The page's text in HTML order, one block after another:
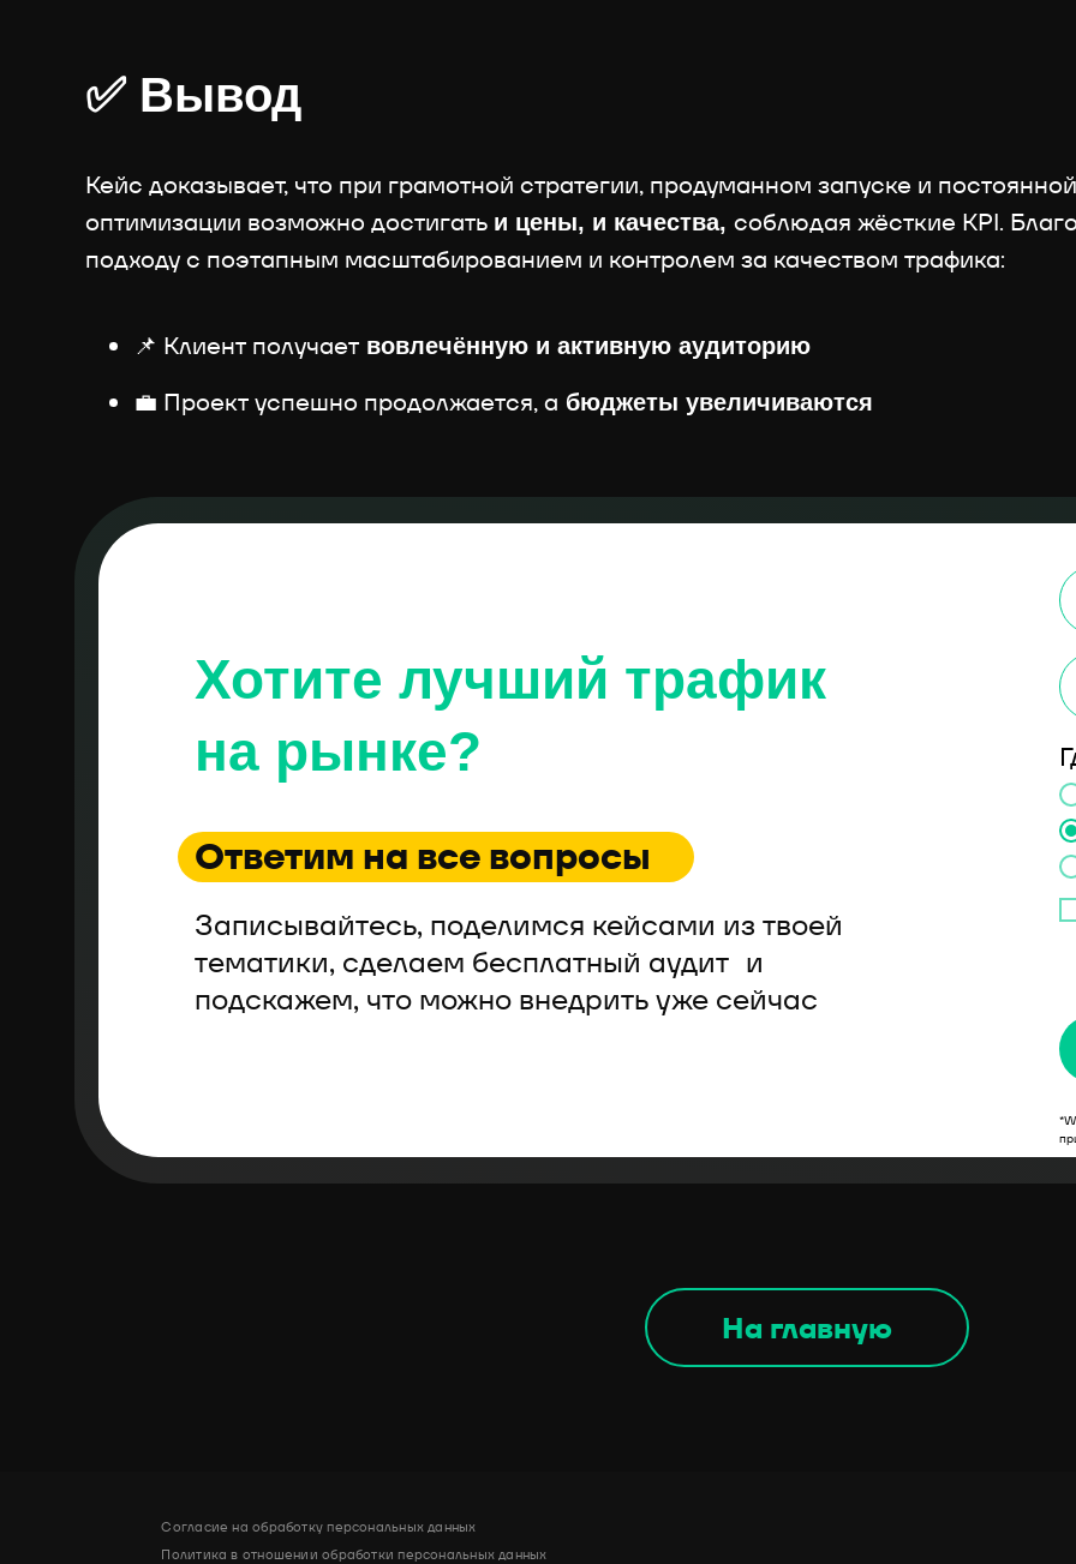
✅ Вывод
Кейс доказывает, что при грамотной стратегии, продуманном запуске и постоянной
оптимизации возможно достигать и цены, и качества, соблюдая жёсткие KPI.
подходу с поэтапным масштабированием и контролем за качеством трафика:
📌 Клиент получает вовлечённую и активную аудиторию
💼 Проект успешно продолжается, а бюджеты увеличиваются
Записывайтесь, поделимся кейсами из твоей
тематики, сделаем бесплатный аудит и
подскажем, что можно внедрить уже сейчас
Хотите лучший трафик
на рынке?
Ответим на все вопросы
На главную